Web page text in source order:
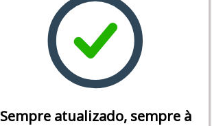
Sempre atualizado, sempre à